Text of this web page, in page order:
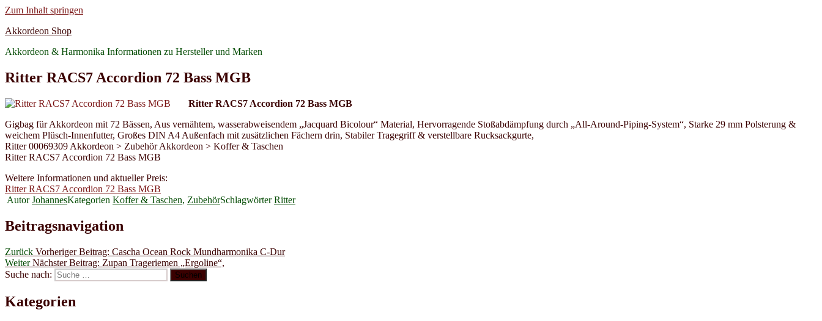
Zum Inhalt springen
Akkordeon Shop
Akkordeon & Harmonika Informationen zu Hersteller und Marken
Ritter RACS7 Accordion 72 Bass MGB
Ritter RACS7 Accordion 72 Bass MGB
Gigbag für Akkordeon mit 72 Bässen, Aus vernähtem, wasserabweisendem „Jacquard Bicolour“ Material, Hervorragende Stoßabdämpfung durch „All-Around-Piping-System“, Starke 29 mm Polsterung &
weichem Plüsch-Innenfutter, Großes DIN A4 Außenfach mit zusätzlichen Fächern drin, Stabiler Tragegriff & verstellbare Rucksackgurte,
Ritter 00069309 Akkordeon > Zubehör Akkordeon > Koffer & Taschen
Ritter RACS7 Accordion 72 Bass MGB
Weitere Informationen und aktueller Preis:
Ritter RACS7 Accordion 72 Bass MGB
AutorJohannesKategorien Koffer & Taschen, ZubehörSchlagwörterRitter
Beitragsnavigation
Zurück Vorheriger Beitrag: Cascha Ocean Rock Mundharmonika C-Dur
Weiter Nächster Beitrag: Zupan Trageriemen „Ergoline“,
Suche nach:
Suchen
Kategorien